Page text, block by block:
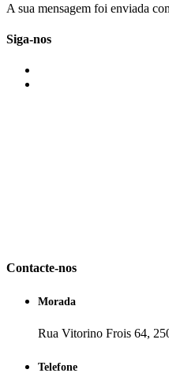
A sua mensagem foi enviada
Siga-nos
Contacte-nos
Morada
Rua Vitorino Frois 64,
Telefone